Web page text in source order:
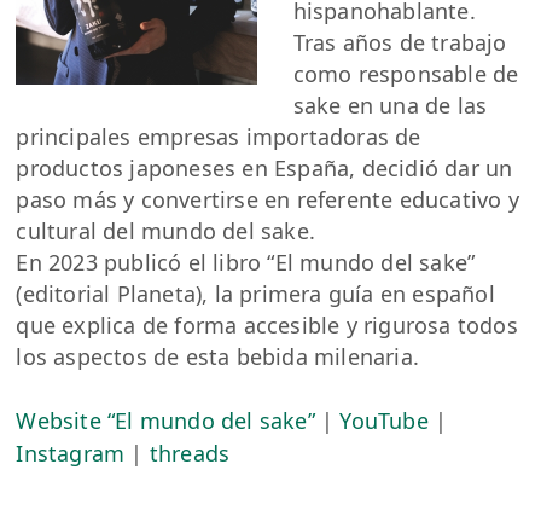
hispanohablante.
Tras años de trabajo
como responsable de
sake en una de las
principales empresas importadoras de
productos japoneses en España, decidió dar un
paso más y convertirse en referente educativo y
cultural del mundo del sake.
En 2023 publicó el libro “El mundo del sake”
(editorial Planeta), la primera guía en español
que explica de forma accesible y rigurosa todos
los aspectos de esta bebida milenaria.
Website “El mundo del sake”|YouTube|
Instagram | threads